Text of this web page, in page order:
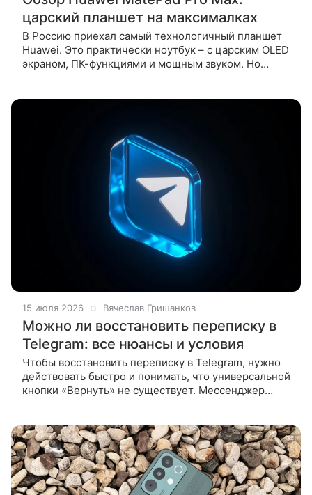
царский планшет на максималках
В Россию приехал самый технологичный планшет
Huawei. Это практически ноутбук – с царским OLED
экраном, ПК-функциями и мощным звуком. Но
15 июля 2026 Вячеслав Гришанков
Можно ли восстановить переписку в
Telegram: все нюансы и условия
Чтобы восстановить переписку в Telegram, нужно
действовать быстро и понимать, что универсальной
кнопки «Вернуть» не существует. Мессенджер